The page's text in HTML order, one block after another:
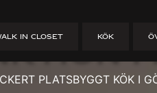
IN CLOSET KÖK
i
PLATSBYGGT KÖK I